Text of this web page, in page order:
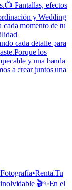
Pantallas, efectos
y Wedding
momento de tu
cada detalle para
los
y una banda
a crear juntos una
🎬✨En el